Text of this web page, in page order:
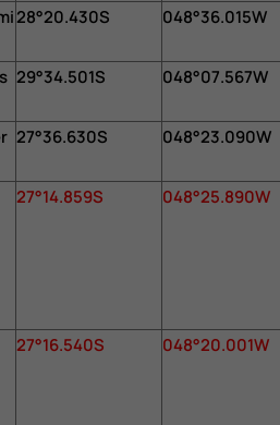
28°20.430S 048°36.015W
29°34.501S 048°07.567W
27°36.630S 048°23.090W
27°14.859S 048°25.890W
27°16.540S 048°20.001W